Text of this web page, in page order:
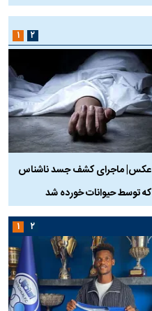
عکس| ماجرای کشف جسد ناشناس
که توسط حیوانات خورده شد
۱ ۲
۱ ۲